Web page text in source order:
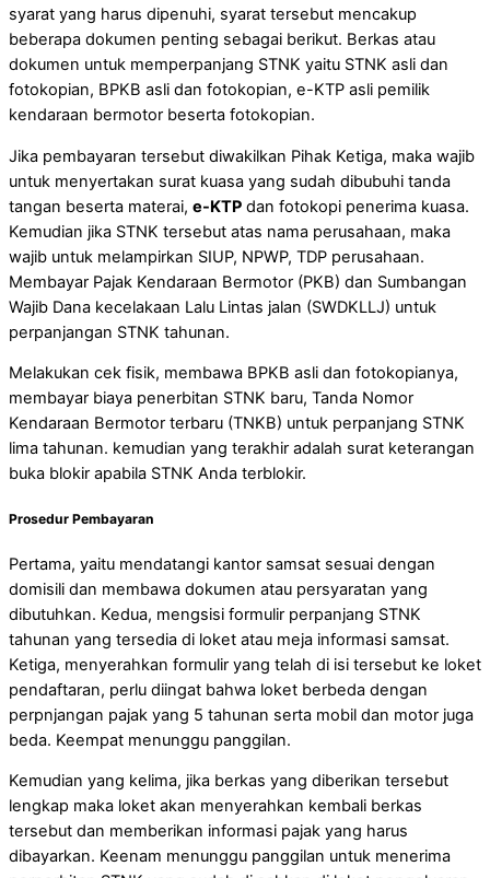
syarat yang harus dipenuhi, syarat tersebut mencakup
beberapa dokumen penting sebagai berikut. Berkas atau
dokumen untuk memperpanjang STNK yaitu STNK asli dan
fotokopian, BPKB asli dan fotokopian, e-KTP asli pemilik
kendaraan bermotor beserta fotokopian.
Jika pembayaran tersebut diwakilkan Pihak Ketiga, maka wajib
untuk menyertakan surat kuasa yang sudah dibubuhi tanda
tangan beserta materai, e-KTP dan fotokopi penerima kuasa.
Kemudian jika STNK tersebut atas nama perusahaan, maka
wajib untuk melampirkan SIUP, NPWP, TDP perusahaan.
Membayar Pajak Kendaraan Bermotor (PKB) dan Sumbangan
Wajib Dana kecelakaan Lalu Lintas jalan (SWDKLLJ) untuk
perpanjangan STNK tahunan.
Melakukan cek fisik, membawa BPKB asli dan fotokopianya,
membayar biaya penerbitan STNK baru, Tanda Nomor
Kendaraan Bermotor terbaru (TNKB) untuk perpanjang STNK
lima tahunan. kemudian yang terakhir adalah surat keterangan
buka blokir apabila STNK Anda terblokir.
Prosedur Pembayaran
Pertama, yaitu mendatangi kantor samsat sesuai dengan
domisili dan membawa dokumen atau persyaratan yang
dibutuhkan. Kedua, mengsisi formulir perpanjang STNK
tahunan yang tersedia di loket atau meja informasi samsat.
Ketiga, menyerahkan formulir yang telah di isi tersebut ke loket
pendaftaran, perlu diingat bahwa loket berbeda dengan
perpnjangan pajak yang 5 tahunan serta mobil dan motor juga
beda. Keempat menunggu panggilan.
Kemudian yang kelima, jika berkas yang diberikan tersebut
lengkap maka loket akan menyerahkan kembali berkas
tersebut dan memberikan informasi pajak yang harus
dibayarkan. Keenam menunggu panggilan untuk menerima